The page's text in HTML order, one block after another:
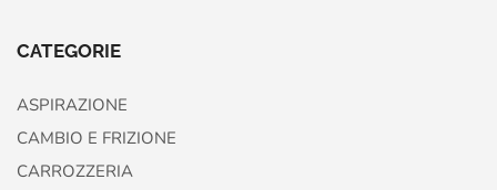
CATEGORIE
ASPIRAZIONE
CAMBIO E FRIZIONE
CARROZZERIA